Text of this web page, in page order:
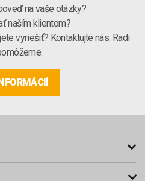
na vaše otázky?
naším klientom?
vyriešiť? Kontaktujte nás. Radi